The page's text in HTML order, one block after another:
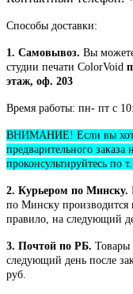
Способы доставки:
1. Самовывоз. Вы
студии печати ColorVoid
этаж, оф. 203
Время работы: пн- пт с
ВНИМАНИЕ! Если вы
предварительного заказа
проконсультируйтесь по
2. Курьером по Минску.
по Минску производится
правило, на следующий
3. Почтой по РБ. Товары
следующий день после
руб.